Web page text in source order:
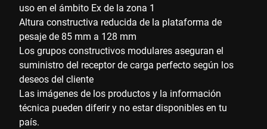
uso en el ámbito Ex de la zona 1
Altura constructiva reducida de la plataforma de
pesaje de 85 mm a 128 mm
Los grupos constructivos modulares aseguran el
suministro del receptor de carga perfecto según los
deseos del cliente
Las imágenes de los productos y la información
técnica pueden diferir y no estar disponibles en tu
país.